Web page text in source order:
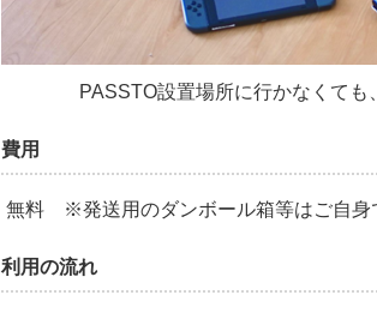
PASSTO設置場所に行かなくても
費用
無料 ※発送用のダンボール箱等はご自身
利用の流れ